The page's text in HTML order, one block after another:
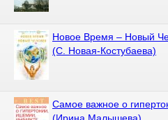
Новое Время – Новый
(С. Новая-Костубаева)
Самое важное о